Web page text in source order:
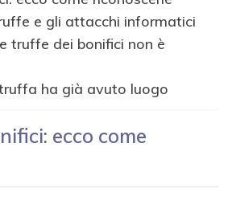
e gli attacchi informatici
truffe dei bonifici non è
ha già avuto luogo
ecco come